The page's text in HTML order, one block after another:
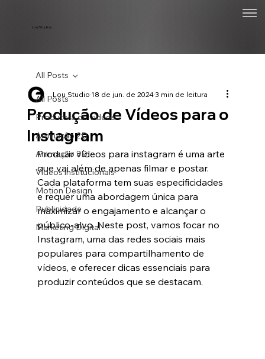
Lou Studios
All Posts
Produtora de vídeos
Animação 2D
Animação 3D
Vídeos institucionais
Motion Design
Publicidade
Marketing Digital
All Posts
Produção de Vídeos para o
Instagram
Lou Studio18 de jun. de 20243 min de leitura
Produzir vídeos para instagram é uma arte
que vai além de apenas filmar e postar.
Cada plataforma tem suas especificidades
e requer uma abordagem única para
maximizar o engajamento e alcançar o
público-alvo. Neste post, vamos focar no
Instagram, uma das redes sociais mais
populares para compartilhamento de
vídeos, e oferecer dicas essenciais para
produzir conteúdos que se destacam.